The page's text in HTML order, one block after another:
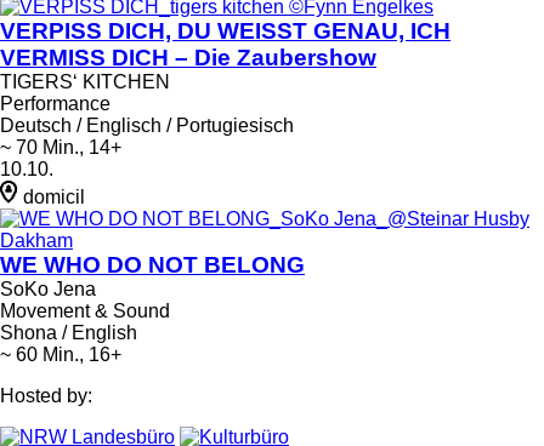
VERPISS DICH, DU WEISST GENAU, ICH
VERMISS DICH – Die Zaubershow
TIGERS‘ KITCHEN
Performance
Deutsch / Englisch / Portugiesisch
~ 70 Min., 14+
10.10.
domicil
WE WHO DO NOT BELONG
SoKo Jena
Movement & Sound
Shona / English
~ 60 Min., 16+
Hosted by: